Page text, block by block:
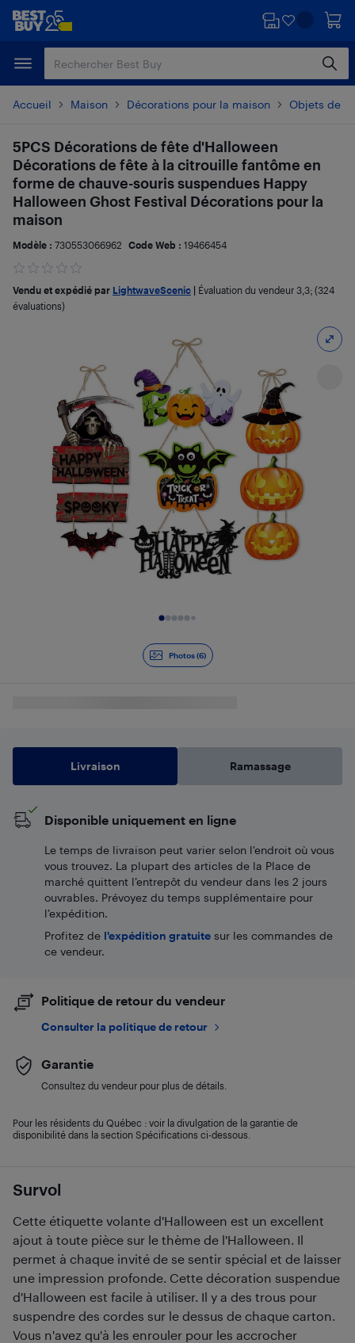
Passer
principal
Passer
Accueil Maison Décorations pour la maison Objets de
Photos (6)
Survol
Cette étiquette volante d'Halloween est un excellent
ajout à toute pièce sur le thème de l'Halloween. Il
permet à chaque invité de se sentir spécial et de laisser
une impression profonde. Cette décoration suspendue
d'Halloween est facile à utiliser. Il y a des trous pour
suspendre des cordes sur le dessus de chaque carton.
Vous n'avez qu'à les enrouler pour les accrocher
5PCS Décorations de fête d'Halloween
Décorations de fête à la citrouille fantôme en
forme de chauve-souris suspendues Happy
Halloween Ghost Festival Décorations pour la
maison
Modèle : 730553066962 Code Web : 19466454
Vendu et expédié par LightwaveScenic Évaluation du vendeur 3,3; (324
évaluations)
Livraison Ramassage
Disponible uniquement en ligne
Le temps de livraison peut varier selon l'endroit où vous
vous trouvez. La plupart des articles de la Place de
marché quittent l’entrepôt du vendeur dans les 2 jours
ouvrables. Prévoyez du temps supplémentaire pour
l’expédition.
Profitez de l'expédition gratuite sur les commandes de
ce vendeur.
Politique de retour du vendeur
Consulter la politique de retour
Garantie
Consultez du vendeur pour plus de détails.
Pour les résidents du Québec : voir la divulgation de la garantie de
disponibilité dans la section Spécifications ci-dessous.